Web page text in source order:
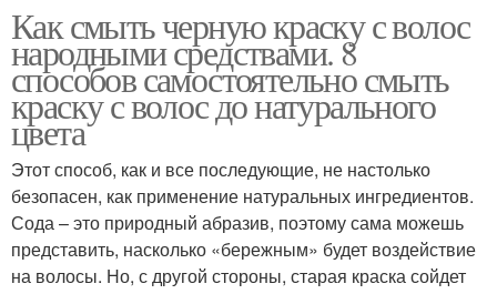
Как смыть черную краску с волос
народными средствами. 8
способов самостоятельно смыть
краску с волос до натурального
цвета
Этот способ, как и все последующие, не настолько
безопасен, как применение натуральных ингредиентов.
Сода – это природный абразив, поэтому сама можешь
представить, насколько «бережным» будет воздействие
на волосы. Но, с другой стороны, старая краска сойдет